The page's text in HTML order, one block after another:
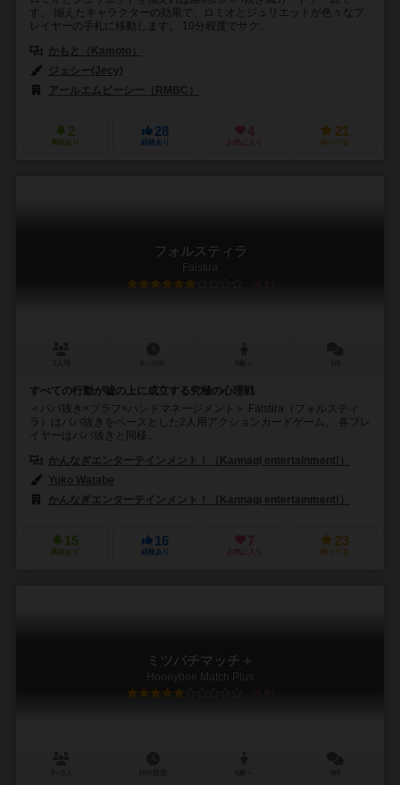
す。 揃えたキャラクターの効果で、ロミオとジュリエットが色々なプ
レイヤーの手札に移動します。 10分程度でサク...
かもと（Kamoto）
ジェシー(Jecy)
アールエムビーシー（RMBC）
2
興味あり
28
経験あり
4
お気に入り
21
持ってる
フォルスティラ
Falstira
6.1
すべての行動が嘘の上に成立する究極の心理戦
＜ババ抜き×ブラフ×ハンドマネージメント＞ Falstira（フォルスティ
ラ）はババ抜きをベースとした2人用アクションカードゲーム。 各プレ
イヤーはババ抜きと同様...
かんなぎエンターテインメント！（Kannagi entertainment!）
Yuko Watabe
かんなぎエンターテインメント！（Kannagi entertainment!）
15
興味あり
16
経験あり
7
お気に入り
23
持ってる
ミツバチマッチ＋
Honeybee Match Plus
5.9